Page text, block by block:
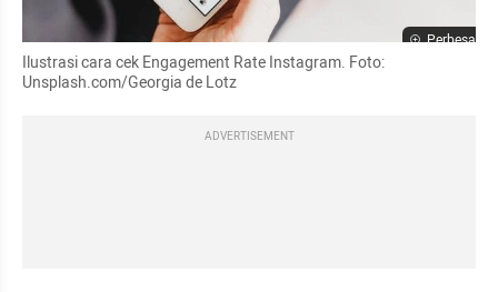
Perbesar
Ilustrasi cara cek Engagement Rate Instagram. Foto:
Unsplash.com/Georgia de Lotz
ADVERTISEMENT